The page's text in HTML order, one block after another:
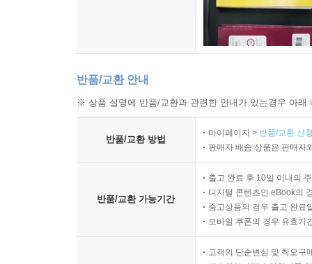
반품/교환 안내
※ 상품 설명에 반품/교환과 관련한 안내가 있는경우 아
반품/교환 방법
마이페이지 > 반품/교환 신
판매자 배송 상품은 판매자
반품/교환 가능기간
출고 완료 후 10일 이내의
디지털 콘텐츠인 eBook의
중고상품의 경우 출고 완료
모바일 쿠폰의 경우 유효기
고객의 단순변심 및 착오구